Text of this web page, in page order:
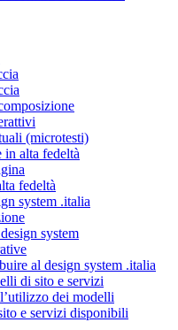
(microtesti)
in alta fedeltà
fedeltà
system .italia
system
al design system .italia
di sito e servizi
dei modelli
e servizi disponibili